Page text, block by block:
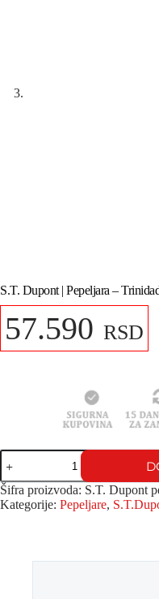
S.T. Dupont | Pepeljara –
57.590 RSD
Šifra proizvoda: S.T. Dupont
Kategorije: Pepeljare,